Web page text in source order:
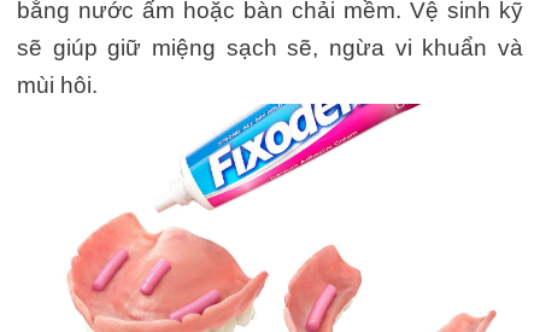
bằng nước ấm hoặc bàn chải mềm. Vệ sinh kỹ
sẽ giúp giữ miệng sạch sẽ, ngừa vi khuẩn và
mùi hôi.